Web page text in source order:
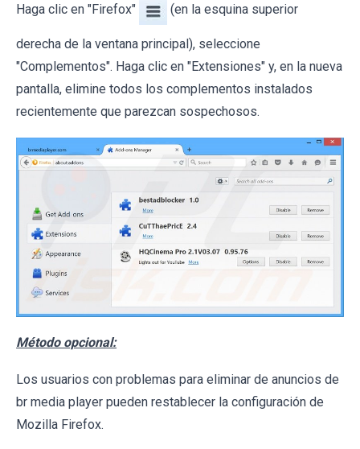
Haga clic en "Firefox" (en la esquina superior
derecha de la ventana principal), seleccione
"Complementos". Haga clic en "Extensiones" y, en la nueva
pantalla, elimine todos los complementos instalados
recientemente que parezcan sospechosos.
Método opcional:
Los usuarios con problemas para eliminar de anuncios de
br media player pueden restablecer la configuración de
Mozilla Firefox.